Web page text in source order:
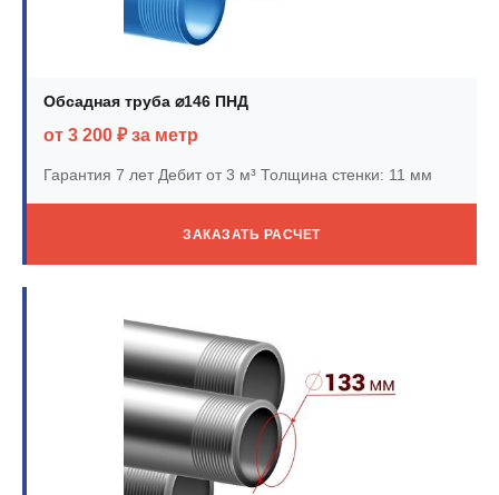
Обсадная труба ⌀146 ПНД
от 3 200 ₽ за метр
Гарантия 7 летДебит от 3 м³ Толщина стенки: 11 мм
ЗАКАЗАТЬ РАСЧЕТ